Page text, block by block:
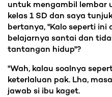
untuk mengambil lembar
kelas 1 SD dan saya
bertanya, "Kalo seperti
belajarnya santai dan
tantangan hidup"?
"Wah, kalau soalnya
keterlaluan pak. Lha,
jawab si ibu kaget.